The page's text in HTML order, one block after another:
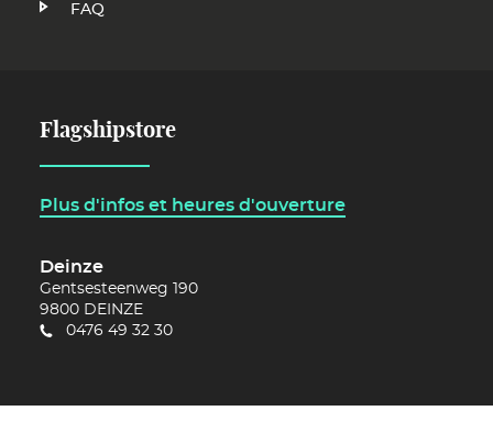
FAQ
Flagshipstore
Plus d'infos et heures d'ouverture
Deinze
Gentsesteenweg 190
9800 DEINZE
0476 49 32 30